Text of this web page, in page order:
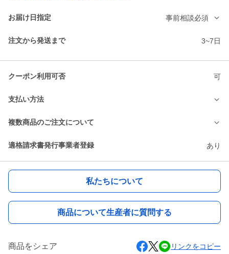
お届け日指定 事前相談必須
注文から発送まで 3~7日
クーポン利用可否 可
支払い方法
複数商品のご注文について
適格請求書発行事業者登録 あり
私たちについて
商品について生産者に質問する
商品をシェア リンクをコピー